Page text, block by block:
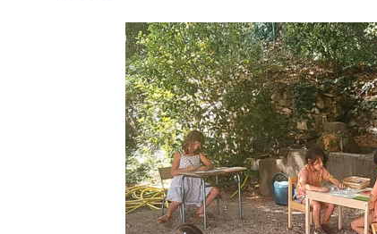
ATELIER MONTESSORI DUO 12 MOIS À 4
ANS